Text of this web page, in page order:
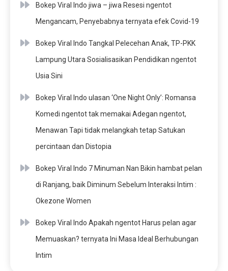
Bokep Viral Indo jiwa – jiwa Resesi ngentot
Mengancam, Penyebabnya ternyata efek Covid-19
Bokep Viral Indo Tangkal Pelecehan Anak, TP-PKK
Lampung Utara Sosialisasikan Pendidikan ngentot
Usia Sini
Bokep Viral Indo ulasan ‘One Night Only’: Romansa
Komedi ngentot tak memakai Adegan ngentot,
Menawan Tapi tidak melangkah tetap Satukan
percintaan dan Distopia
Bokep Viral Indo 7 Minuman Nan Bikin hambat pelan
di Ranjang, baik Diminum Sebelum Interaksi Intim :
Okezone Women
Bokep Viral Indo Apakah ngentot Harus pelan agar
Memuaskan? ternyata Ini Masa Ideal Berhubungan
Intim